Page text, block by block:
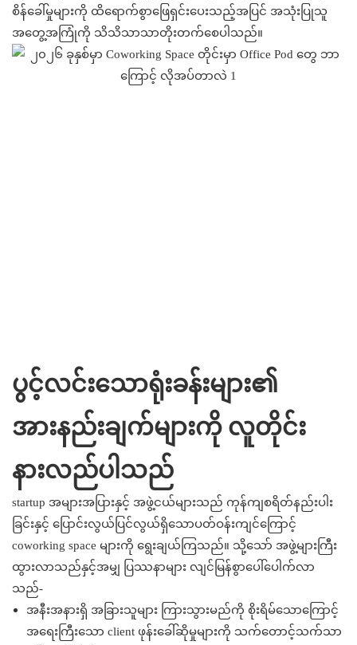
စိန်ခေါ်မှုများကို ထိရောက်စွာဖြေရှင်းပေးသည့်အပြင် အသုံးပြုသူ
အတွေ့အကြုံကို သိသိသာသာတိုးတက်စေပါသည်။
ပွင့်လင်းသောရုံးခန်းများ၏
အားနည်းချက်များကို လူတိုင်း
နားလည်ပါသည်
startup အများအပြားနှင့် အဖွဲ့ငယ်များသည် ကုန်ကျစရိတ်နည်းပါး
ခြင်းနှင့် ပြောင်းလွယ်ပြင်လွယ်ရှိသောပတ်ဝန်းကျင်ကြောင့်
coworking space များကို ရွေးချယ်ကြသည်။ သို့သော် အဖွဲ့များကြီး
ထွားလာသည်နှင့်အမျှ ပြဿနာများ လျင်မြန်စွာပေါ်ပေါက်လာ
သည်-
အနီးအနားရှိ အခြားသူများ ကြားသွားမည်ကို စိုးရိမ်သောကြောင့်
အရေးကြီးသော client ဖုန်းခေါ်ဆိုမှုများကို သက်တောင့်သက်သာ